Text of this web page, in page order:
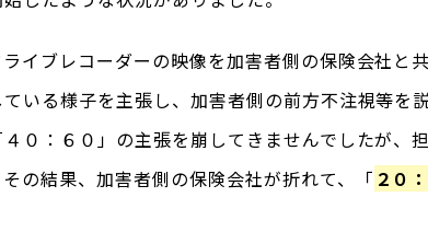
イブレコーダーの映像を加害者側の保険会社と
いる様子を主張し、加害者側の前方不注視等を
０：６０」の主張を崩してきませんでしたが、
の結果、加害者側の保険会社が折れて、「 ２０